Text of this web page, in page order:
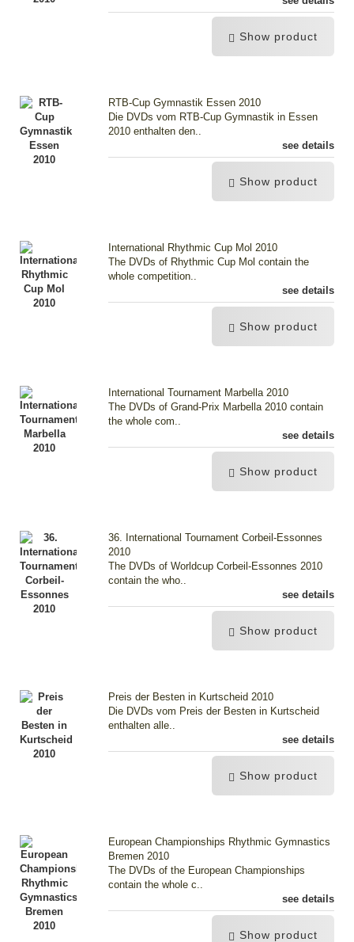
Show product
RTB-Cup Gymnastik Essen 2010
Die DVDs vom RTB-Cup Gymnastik in Essen
2010 enthalten den..
see details
Show product
International Rhythmic Cup Mol 2010
The DVDs of Rhythmic Cup Mol contain the
whole competition..
see details
Show product
International Tournament Marbella 2010
The DVDs of Grand-Prix Marbella 2010 contain
the whole com..
see details
Show product
36. International Tournament Corbeil-Essonnes
2010
The DVDs of Worldcup Corbeil-Essonnes 2010
contain the who..
see details
Show product
Preis der Besten in Kurtscheid 2010
Die DVDs vom Preis der Besten in Kurtscheid
enthalten alle..
see details
Show product
European Championships Rhythmic Gymnastics
Bremen 2010
The DVDs of the European Championships
contain the whole c..
see details
Show product